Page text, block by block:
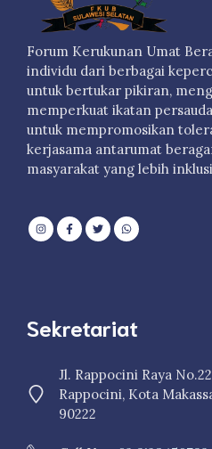
Forum Kerukunan Umat
individu dari berbagai
untuk bertukar pikiran,
memperkuat ikatan
untuk mempromosikan
kerjasama antarumat
masyarakat yang lebih
Sekretariat
Jl. Rappocini Raya
Rappocini, Kota
90222